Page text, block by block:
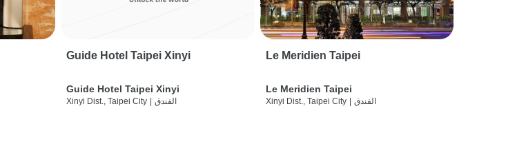
Guide Hotel Taipei Xinyi
Guide Hotel Taipei Xinyi
Xinyi Dist., Taipei City | الفندق
Le Meridien Taipei
Le Meridien Taipei
Xinyi Dist., Taipei City | الفندق